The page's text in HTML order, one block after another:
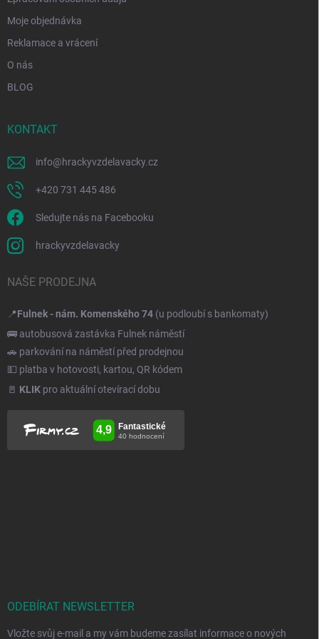
Moje objednávka
Reklamace a vrácení
O nás
BLOG
KONTAKT
info@hrackyvzdelavacky.cz
+420 731 445 486
Sledujte nás na Facebooku
hrackyvzdelavacky
NAŠE PRODEJNA
📍Fulnek - nám. Komenského 74 (u podloubí s bankomaty)
🚌 autobusová zastávka Fulnek náměstí
🚗 parkování na náměstí před prodejnou
💵 platba v hotovosti, kartou, QR kódem
🚪 KLIK pro aktuální otevírací dobu
ODEBÍRAT NEWSLETTER
Vložte svůj e-mail a my vám budeme zasílat informace o nových